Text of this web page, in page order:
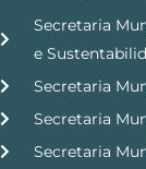
Secretaria
e
Secretaria
Secretaria
Secretaria